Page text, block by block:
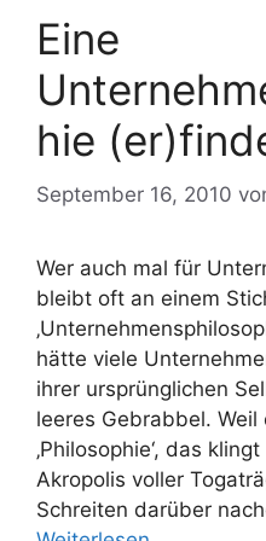
Eine
hie
September 16, 2010
Wer auch mal für
bleibt oft an einem
hätte viele
ihrer ursprünglichen
leeres Gebrabbel.
‚Philosophie‘, das
Akropolis voller
Schreiten darüber